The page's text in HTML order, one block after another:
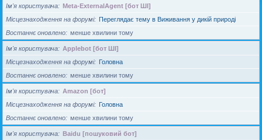
Ім'я користувача
Meta-ExternalAgent [бот ШІ]
Місцезнаходження на форумі
Переглядає тему в Виживання у дикій природі
Востаннє оновлено
менше хвилини тому
Ім'я користувача
Applebot [бот ШІ]
Місцезнаходження на форумі
Головна
Востаннє оновлено
менше хвилини тому
Ім'я користувача
Amazon [бот]
Місцезнаходження на форумі
Головна
Востаннє оновлено
менше хвилини тому
Ім'я користувача
Baidu [пошуковий бот]